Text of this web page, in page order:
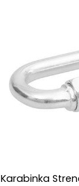
Karabinka